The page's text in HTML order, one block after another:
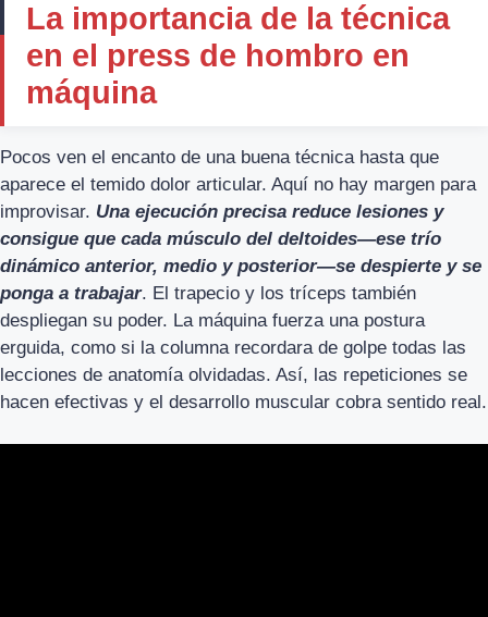
La importancia de la técnica
en el press de hombro en
máquina
Pocos ven el encanto de una buena técnica hasta que
aparece el temido dolor articular. Aquí no hay margen para
improvisar. Una ejecución precisa reduce lesiones y
consigue que cada músculo del deltoides—ese trío
dinámico anterior, medio y posterior—se despierte y se
ponga a trabajar. El trapecio y los tríceps también
despliegan su poder. La máquina fuerza una postura
erguida, como si la columna recordara de golpe todas las
lecciones de anatomía olvidadas. Así, las repeticiones se
hacen efectivas y el desarrollo muscular cobra sentido real.